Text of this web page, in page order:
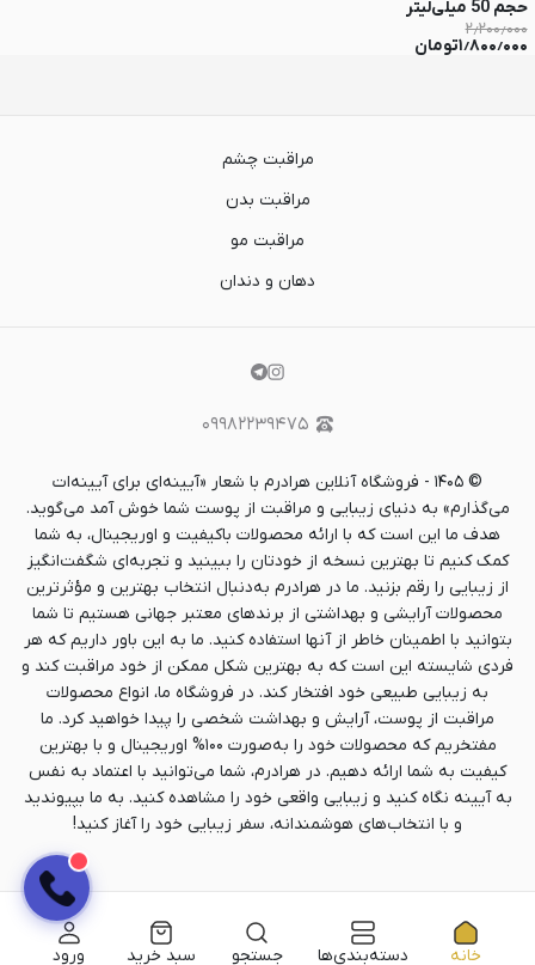
خانه دسته‌بندی‌ها جستجو سبد خرید ورود
حجم 50 میلی‌لیتر
۲٫۲۰۰٫۰۰۰
۱٫۸۰۰٫۰۰۰تومان
مراقبت چشم
مراقبت بدن
مراقبت مو
دهان و دندان
۰۹۹۸۲۲۳۹۴۷۵
© ۱۴۰۵ - فروشگاه آنلاین هرادرم با شعار «آیینه‌ای برای آیینه‌ات
می‌گذارم» به دنیای زیبایی و مراقبت از پوست شما خوش آمد می‌گوید.
هدف ما این است که با ارائه محصولات باکیفیت و اوریجینال، به شما
کمک کنیم تا بهترین نسخه از خودتان را ببینید و تجربه‌ای شگفت‌انگیز
از زیبایی را رقم بزنید. ما در هرادرم به‌دنبال انتخاب بهترین و مؤثرترین
محصولات آرایشی و بهداشتی از برندهای معتبر جهانی هستیم تا شما
بتوانید با اطمینان خاطر از آنها استفاده کنید. ما به این باور داریم که هر
فردی شایسته این است که به بهترین شکل ممکن از خود مراقبت کند و
به زیبایی طبیعی خود افتخار کند. در فروشگاه ما، انواع محصولات
مراقبت از پوست، آرایش و بهداشت شخصی را پیدا خواهید کرد. ما
مفتخریم که محصولات خود را به‌صورت ۱۰۰% اوریجینال و با بهترین
کیفیت به شما ارائه دهیم. در هرادرم، شما می‌توانید با اعتماد به نفس
به آیینه نگاه کنید و زیبایی واقعی خود را مشاهده کنید. به ما بپیوندید
و با انتخاب‌های هوشمندانه، سفر زیبایی خود را آغاز کنید!